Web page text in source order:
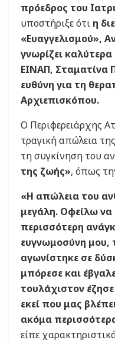
πρόεδρος του
υποστήριξε ότι η
«Ευαγγελισμού»,
γνωρίζει
ΕΙΝΑΠ, Σταματίνα
ευθύνη για τη
Αρχιεπισκόπου.
Ο Περιφερειάρχης
τραγική απώλεια
τη συγκίνηση του
της ζωής», όπως
«Η απώλεια του
μεγάλη. Οφείλω
περισσότερη
ευγνωμοσύνη μου,
αγωνίστηκε σε
μπόρεσε και
τουλάχιστον
εκεί που μας
ακόμα
είπε